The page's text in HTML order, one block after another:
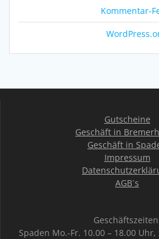
Kommentar-
Gutscheine
Geschäft in
Geschäft in
Impressum
AGB`s
Spaden Mo.-Fr. 10.00 – 18.00